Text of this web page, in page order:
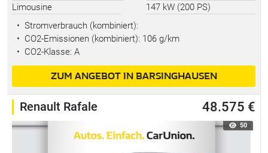
Limousine
147 kW (200 PS)
• Stromverbrauch (kombiniert):
• CO2-Emissionen (kombiniert): 106 g/km
• CO2-Klasse: A
ZUM ANGEBOT IN BARSINGHAUSEN
Renault Rafale 48.575 €
50